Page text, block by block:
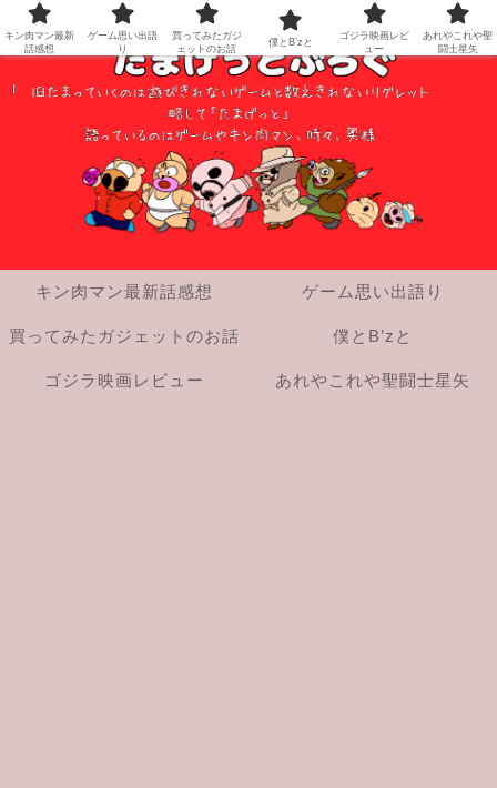
キン肉マン最新話感想 ゲーム思い出語り
買ってみたガジェットのお話 僕とB’zと
ゴジラ映画レビュー あれやこれや聖闘士星矢
キン肉マン最新
話感想
ゲーム思い出語
り
買ってみたガジ
ェットのお話
僕とB’zと
ゴジラ映画レビ
ュー
あれやこれや聖
闘士星矢